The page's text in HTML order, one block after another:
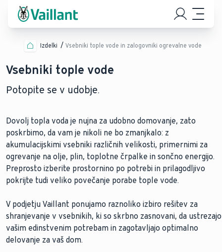
Izdelki Vsebniki tople vode in zalogovniki ogrevalne vode
Vsebniki tople vode
Potopite se v udobje.
Dovolj topla voda je nujna za udobno domovanje, zato
poskrbimo, da vam je nikoli ne bo zmanjkalo: z
akumulacijskimi vsebniki različnih velikosti, primernimi za
ogrevanje na olje, plin, toplotne črpalke in sončno energijo.
Preprosto izberite prostornino po potrebi in prilagodljivo
pokrijte tudi veliko povečanje porabe tople vode.
V podjetju Vaillant ponujamo raznoliko izbiro rešitev za
shranjevanje v vsebnikih, ki so skrbno zasnovani, da ustrezajo
vašim edinstvenim potrebam in zagotavljajo optimalno
delovanje za vaš dom.